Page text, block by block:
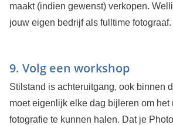
maakt (indien gewenst) verkopen.
jouw eigen bedrijf als fulltime fotograaf.
9. Volg een workshop
Stilstand is achteruitgang, ook binnen
moet eigenlijk elke dag bijleren om het
fotografie te kunnen halen. Dat je